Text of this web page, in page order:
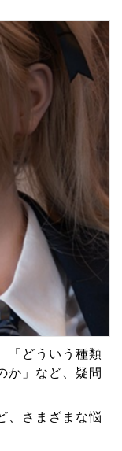
「どういう種類
か」など、疑問
、さまざまな悩